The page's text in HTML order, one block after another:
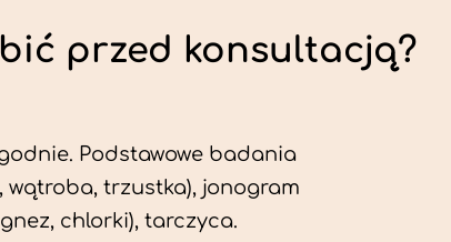
przed konsultacją?
Podstawowe badania
trzustka), jonogram
chlorki), tarczyca.